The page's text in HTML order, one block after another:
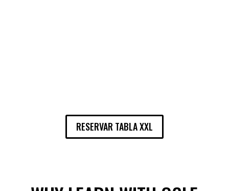
RESERVAR TABLA XXL